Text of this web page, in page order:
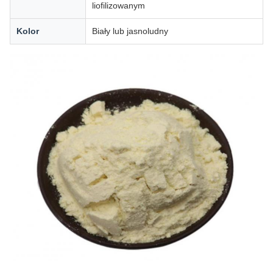
liofilizowanym
Kolor Biały lub jasnoludny